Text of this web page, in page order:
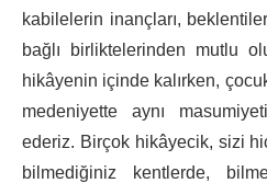
kabilelerin inançları,
bağlı birliktelerinden mutlu
hikâyenin içinde kalırken,
medeniyette aynı
ederiz. Birçok hikâyecik, sizi hiç
bilmediğiniz kentlerde,